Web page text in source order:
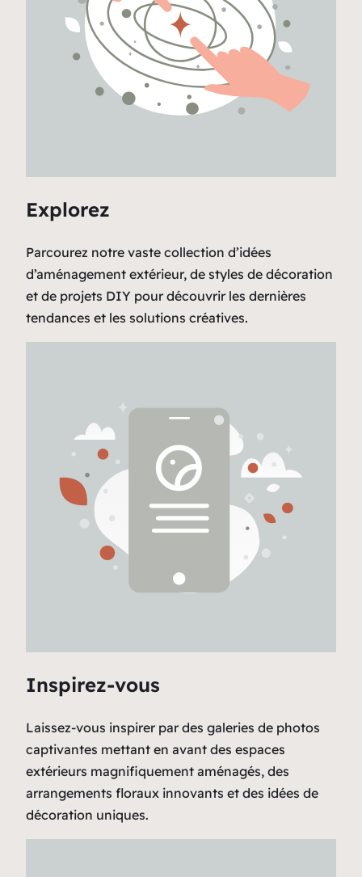
Explorez
Parcourez notre vaste collection d’idées
d’aménagement extérieur, de styles de décoration
et de projets DIY pour découvrir les dernières
tendances et les solutions créatives.
Inspirez-vous
Laissez-vous inspirer par des galeries de photos
captivantes mettant en avant des espaces
extérieurs magnifiquement aménagés, des
arrangements floraux innovants et des idées de
décoration uniques.